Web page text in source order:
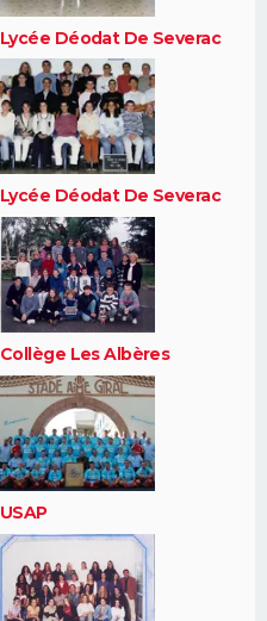
Lycée Déodat De Severac
Lycée Déodat De Severac
Collège Les Albères
USAP